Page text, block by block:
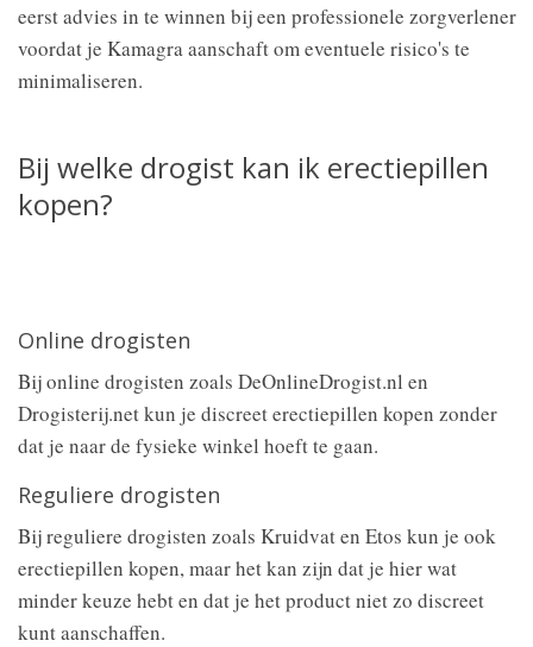
eerst advies in te winnen bij een professionele zorgverlener
voordat je Kamagra aanschaft om eventuele risico's te
minimaliseren.
Bij welke drogist kan ik erectiepillen
kopen?
Online drogisten
Bij online drogisten zoals DeOnlineDrogist.nl en
Drogisterij.net kun je discreet erectiepillen kopen zonder
dat je naar de fysieke winkel hoeft te gaan.
Reguliere drogisten
Bij reguliere drogisten zoals Kruidvat en Etos kun je ook
erectiepillen kopen, maar het kan zijn dat je hier wat
minder keuze hebt en dat je het product niet zo discreet
kunt aanschaffen.